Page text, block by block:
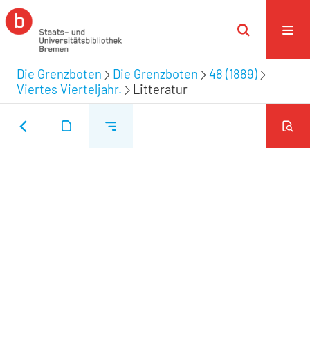
Die Grenzboten Die Grenzboten
48 (1889)
Viertes Vierteljahr.
Litteratur